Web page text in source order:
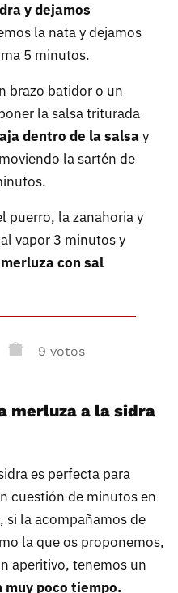
y dejamos
la nata y dejamos
5 minutos.
brazo batidor o un
la salsa triturada
dentro de la salsay
la sartén de
puerro, la zanahoria y
vapor 3 minutos y
con sal
9 votos
merluza a la sidra
es perfecta para
cuestión de minutos en
la acompañamos de
la que os proponemos,
aperitivo, tenemos un
muy poco tiempo.